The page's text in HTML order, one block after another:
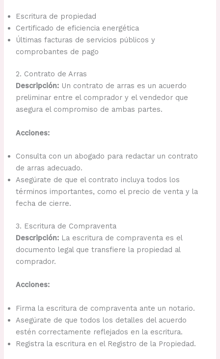
Escritura de propiedad
Certificado de eficiencia energética
Últimas facturas de servicios públicos y
comprobantes de pago
2. Contrato de Arras
Descripción:Un contrato de arras es un acuerdo
preliminar entre el comprador y el vendedor que
asegura el compromiso de ambas partes.
Acciones:
Consulta con un abogado para redactar un contrato
de arras adecuado.
Asegúrate de que el contrato incluya todos los
términos importantes, como el precio de venta y la
fecha de cierre.
3. Escritura de Compraventa
Descripción:La escritura de compraventa es el
documento legal que transfiere la propiedad al
comprador.
Acciones:
Firma la escritura de compraventa ante un notario.
Asegúrate de que todos los detalles del acuerdo
estén correctamente reflejados en la escritura.
Registra la escritura en el Registro de la Propiedad.